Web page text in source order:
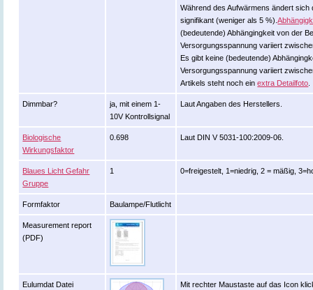
Während des Aufwärmens ändert sich
signifikant (weniger als 5 %).
(bedeutende) Abhängingkeit von der
Versorgungsspannung variiert
Es gibt keine (bedeutende)
Versorgungsspannung variiert
Artikels steht noch einextra Detailfoto
Dimmbar?
ja, mit einem 1-
10V Kontrollsignal
Laut Angaben des Herstellers.
Biologische
Wirkungsfaktor
0.698 Laut DIN V 5031-100:2009-06.
Blaues Licht Gefahr
Gruppe
1 0=freigestelt, 1=niedrig, 2 = mäßig,
Formfaktor Baulampe/Flutlicht
Measurement report
(PDF)
Eulumdat Datei Mit rechter Maustaste auf das Icon